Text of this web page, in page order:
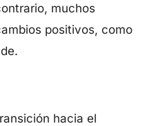
muchos
positivos, como
hacia el